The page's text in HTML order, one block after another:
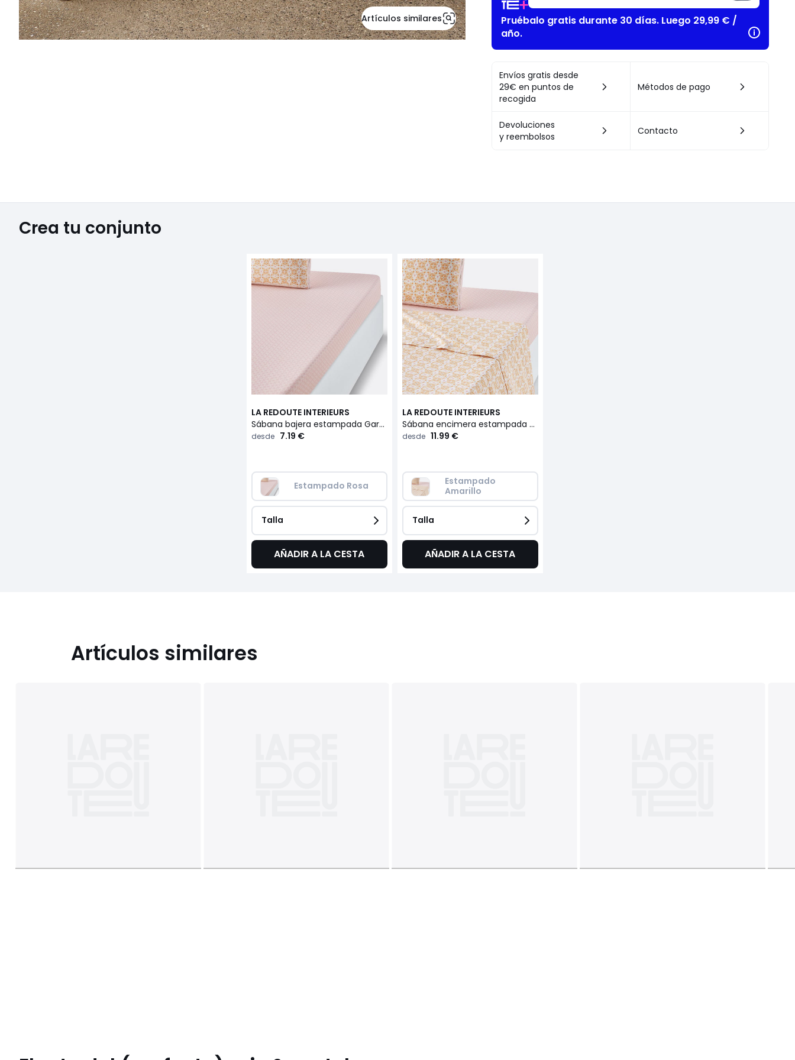
Artículos similares
Pruébalo gratis durante 30 días. Luego 29,99 € /
año.
Envíos gratis desde
29€ en puntos de
recogida
Métodos de pago
Devoluciones
y reembolsos
Contacto
Crea tu conjunto
LA REDOUTE INTERIEURS
Sábana bajera estampada Gardenia
desde 7.19 €
Estampado Rosa
Talla
AÑADIR A LA CESTA
LA REDOUTE INTERIEURS
Sábana encimera estampada Gardenia
desde 11.99 €
Estampado
Amarillo
Talla
AÑADIR A LA CESTA
Artículos similares